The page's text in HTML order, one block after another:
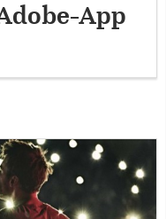
App